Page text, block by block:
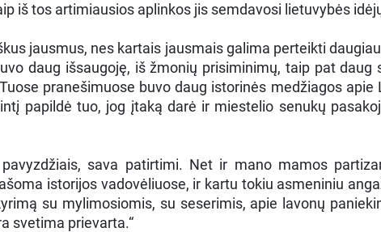
iš tos artimiausios aplinkos jis semdavosi lietuvybės
jausmus, nes kartais jausmais galima perteikti
daug išsaugoję, iš žmonių prisiminimų, taip pat
pranešimuose buvo daug istorinės medžiagos
papildė tuo, jog įtaką darė ir miestelio senukų
sava patirtimi. Net ir mano mamos
istorijos vadovėliuose, ir kartu tokiu asmeniniu
su mylimosiomis, su seserimis, apie lavonų
svetima prievarta.“